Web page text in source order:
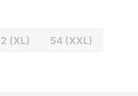
(XL) 54 (XXL)